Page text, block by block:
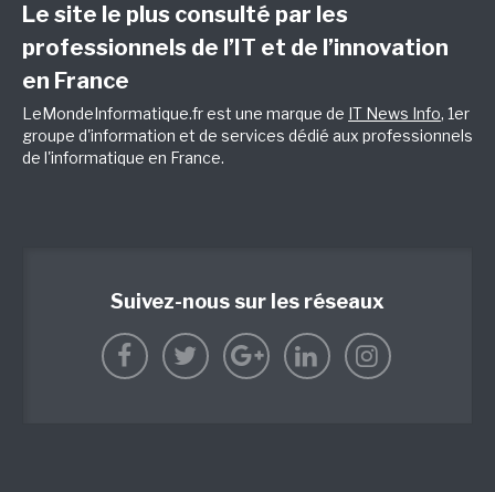
Le site le plus consulté par les
professionnels de l’IT et de l’innovation
en France
LeMondeInformatique.fr est une marque de IT News Info, 1er
groupe d'information et de services dédié aux professionnels
de l'informatique en France.
Suivez-nous sur les réseaux